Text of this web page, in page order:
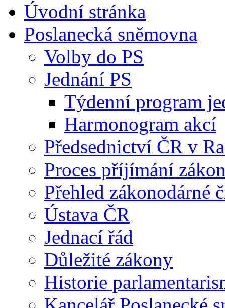
Úvodní stránka
Poslanecká sněmovna
Volby do PS
Jednání PS
Týdenní program
Harmonogram akcí
Předsednictví ČR v
Proces příjímání
Přehled zákonodárné
Ústava ČR
Jednací řád
Důležité zákony
Historie